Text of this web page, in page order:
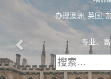
办理澳洲, 英国,
专业、